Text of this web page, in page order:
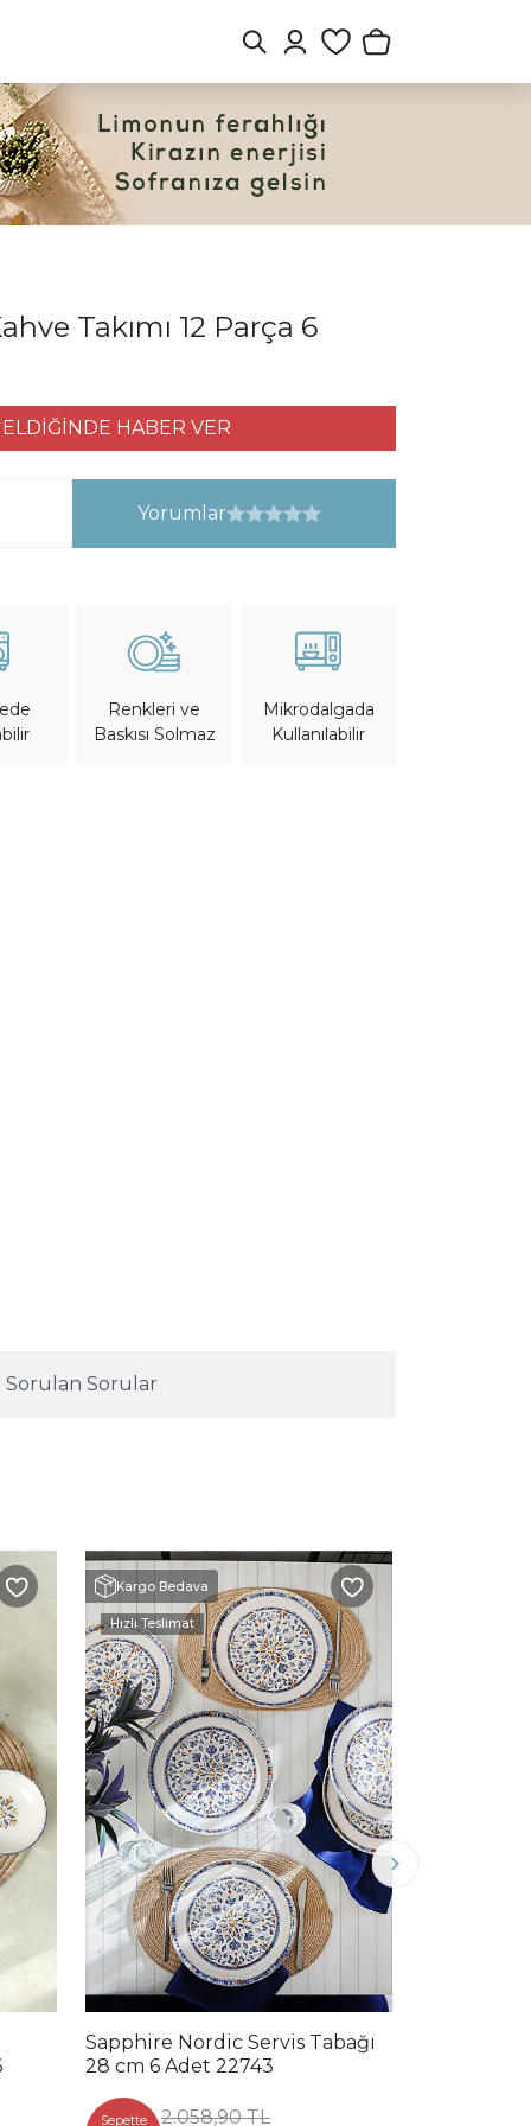
Takımı 12 Parça 6
HABER VER
Yorumlar
Renkleri ve
Baskısı Solmaz
Mikrodalgada
Kullanılabilir
Sorulan Sorular
Kargo Bedava
Hızlı Teslimat
Sapphire Nordic Servis Tabağı
28 cm 6 Adet 22743
Sepette 2.058,90 TL